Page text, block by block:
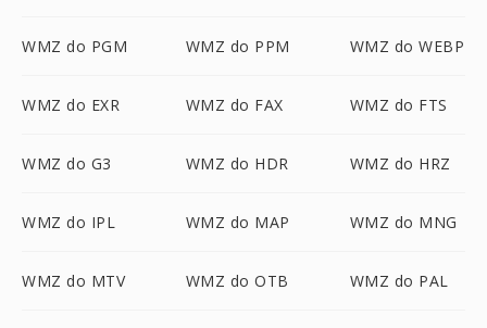
WMZ do PGM WMZ do PPM WMZ do WEBP
WMZ do EXR WMZ do FAX WMZ do FTS
WMZ do G3 WMZ do HDR WMZ do HRZ
WMZ do IPL WMZ do MAP WMZ do MNG
WMZ do MTV WMZ do OTB WMZ do PAL